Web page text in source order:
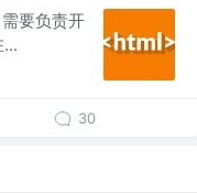
要负责开
30